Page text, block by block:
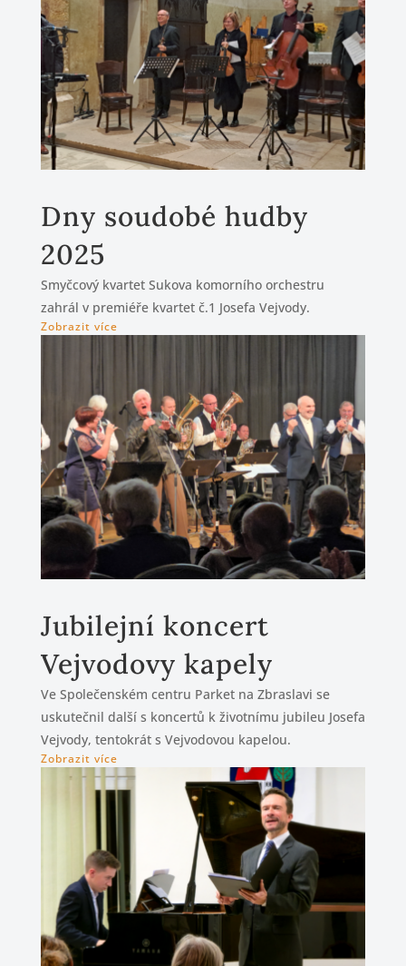
Dny soudobé hudby
2025
Smyčcový kvartet Sukova komorního orchestru
zahrál v premiéře kvartet č.1 Josefa Vejvody.
Zobrazit více
Jubilejní koncert
Vejvodovy kapely
Ve Společenském centru Parket na Zbraslavi se
uskutečnil další s koncertů k životnímu jubileu Josefa
Vejvody, tentokrát s Vejvodovou kapelou.
Zobrazit více